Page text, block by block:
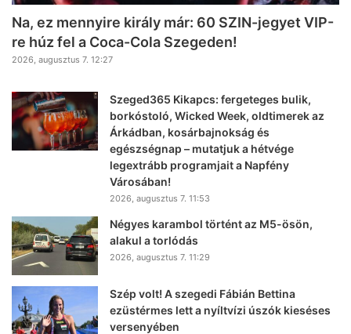
Na, ez mennyire király már: 60 SZIN-jegyet VIP-
re húz fel a Coca-Cola Szegeden!
2026, augusztus 7. 12:27
Szeged365 Kikapcs: fergeteges bulik,
borkóstoló, Wicked Week, oldtimerek az
Árkádban, kosárbajnokság és
egészségnap – mutatjuk a hétvége
legextrább programjait a Napfény
Városában!
2026, augusztus 7. 11:53
Négyes karambol történt az M5-ösön,
alakul a torlódás
2026, augusztus 7. 11:29
Szép volt! A szegedi Fábián Bettina
ezüstérmes lett a nyíltvízi úszók kieséses
versenyében